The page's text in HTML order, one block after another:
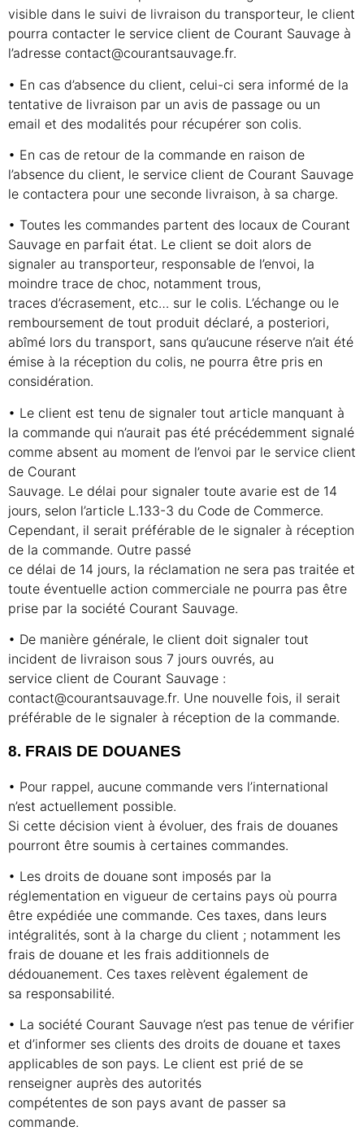
visible dans le suivi de livraison du transporteur, le client
pourra contacter le service client de Courant Sauvage à
l’adresse contact@courantsauvage.fr.
• En cas d’absence du client, celui-ci sera informé de la
tentative de livraison par un avis de passage ou un
email et des modalités pour récupérer son colis.
• En cas de retour de la commande en raison de
l’absence du client, le service client de Courant Sauvage
le contactera pour une seconde livraison, à sa charge.
• Toutes les commandes partent des locaux de Courant
Sauvage en parfait état. Le client se doit alors de
signaler au transporteur, responsable de l’envoi, la
moindre trace de choc, notamment trous,
traces d’écrasement, etc… sur le colis. L’échange ou le
remboursement de tout produit déclaré, a posteriori,
abîmé lors du transport, sans qu’aucune réserve n’ait été
émise à la réception du colis, ne pourra être pris en
considération.
• Le client est tenu de signaler tout article manquant à
la commande qui n’aurait pas été précédemment signalé
comme absent au moment de l’envoi par le service client
de Courant
Sauvage. Le délai pour signaler toute avarie est de 14
jours, selon l’article L.133-3 du Code de Commerce.
Cependant, il serait préférable de le signaler à réception
de la commande. Outre passé
ce délai de 14 jours, la réclamation ne sera pas traitée et
toute éventuelle action commerciale ne pourra pas être
prise par la société Courant Sauvage.
• De manière générale, le client doit signaler tout
incident de livraison sous 7 jours ouvrés, au
service client de Courant Sauvage :
contact@courantsauvage.fr. Une nouvelle fois, il serait
préférable de le signaler à réception de la commande.
8. FRAIS DE DOUANES
• Pour rappel, aucune commande vers l’international
n’est actuellement possible.
Si cette décision vient à évoluer, des frais de douanes
pourront être soumis à certaines commandes.
• Les droits de douane sont imposés par la
réglementation en vigueur de certains pays où pourra
être expédiée une commande. Ces taxes, dans leurs
intégralités, sont à la charge du client ; notamment les
frais de douane et les frais additionnels de
dédouanement. Ces taxes relèvent également de
sa responsabilité.
• La société Courant Sauvage n’est pas tenue de vérifier
et d’informer ses clients des droits de douane et taxes
applicables de son pays. Le client est prié de se
renseigner auprès des autorités
compétentes de son pays avant de passer sa
commande.